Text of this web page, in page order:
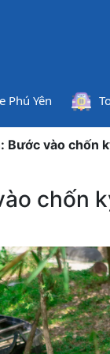
Phú Yên
Bước vào chốn
chốn